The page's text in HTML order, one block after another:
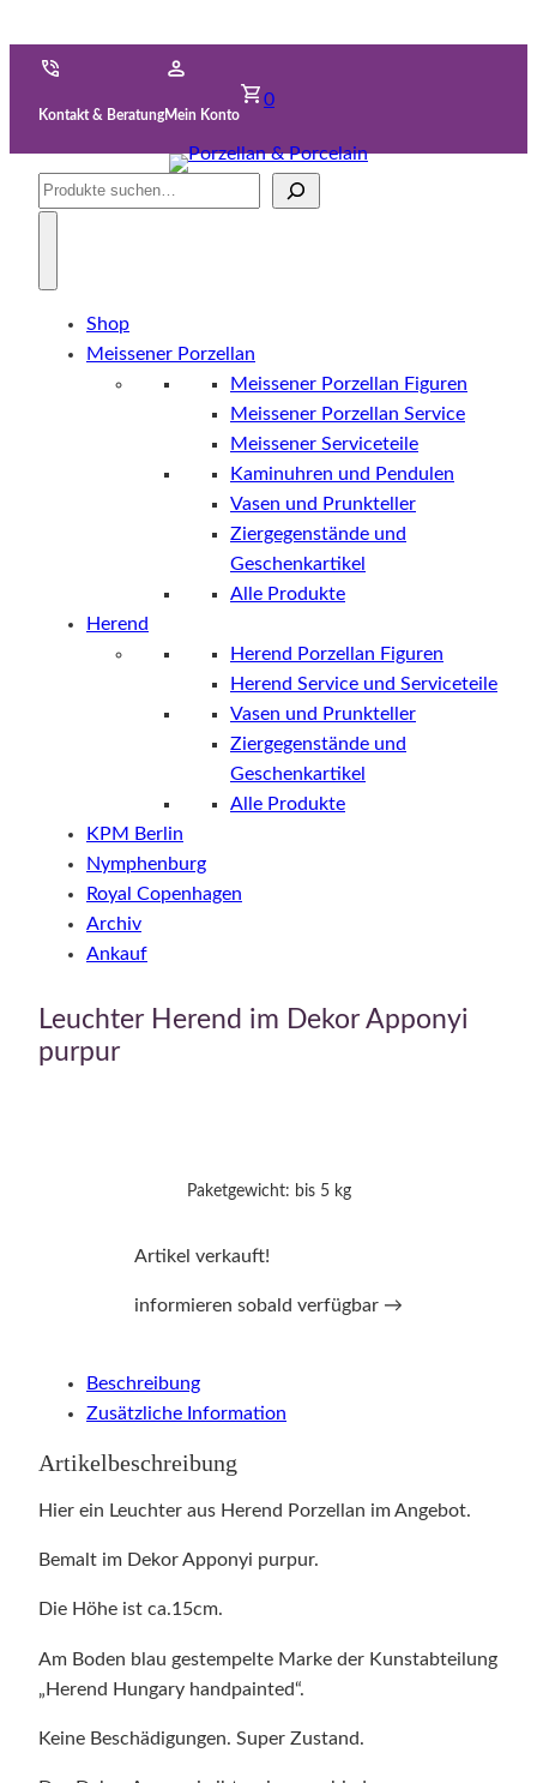
Kontakt & BeratungMein Konto
0
Suche
Shop
Meissener Porzellan
Meissener Porzellan Figuren
Meissener Porzellan Service
Meissener Serviceteile
Kaminuhren und Pendulen
Vasen und Prunkteller
Ziergegenstände und
Geschenkartikel
Alle Produkte
Herend
Herend Porzellan Figuren
Herend Service und Serviceteile
Vasen und Prunkteller
Ziergegenstände und
Geschenkartikel
Alle Produkte
KPM Berlin
Nymphenburg
Royal Copenhagen
Archiv
Ankauf
Leuchter Herend im Dekor Apponyi
purpur
Paketgewicht: bis 5 kg
Artikel verkauft!
informieren sobald verfügbar →
Beschreibung
Zusätzliche Information
Artikelbeschreibung
Hier ein Leuchter aus Herend Porzellan im Angebot.
Bemalt im Dekor Apponyi purpur.
Die Höhe ist ca.15cm.
Am Boden blau gestempelte Marke der Kunstabteilung
„Herend Hungary handpainted“.
Keine Beschädigungen. Super Zustand.